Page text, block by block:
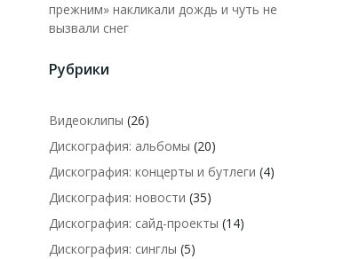
прежним» накликали дождь и чуть не
вызвали снег
Рубрики
Видеоклипы (26)
Дискография: альбомы (20)
Дискография: концерты и бутлеги (4)
Дискография: новости (35)
Дискография: сайд-проекты (14)
Дискография: синглы (5)